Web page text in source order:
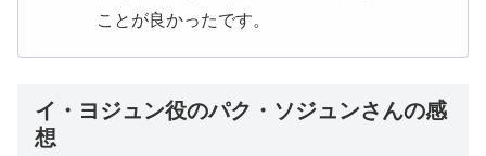
ことが良かったです。
イ・ヨジュン役のパク・ソジュンさんの感
想